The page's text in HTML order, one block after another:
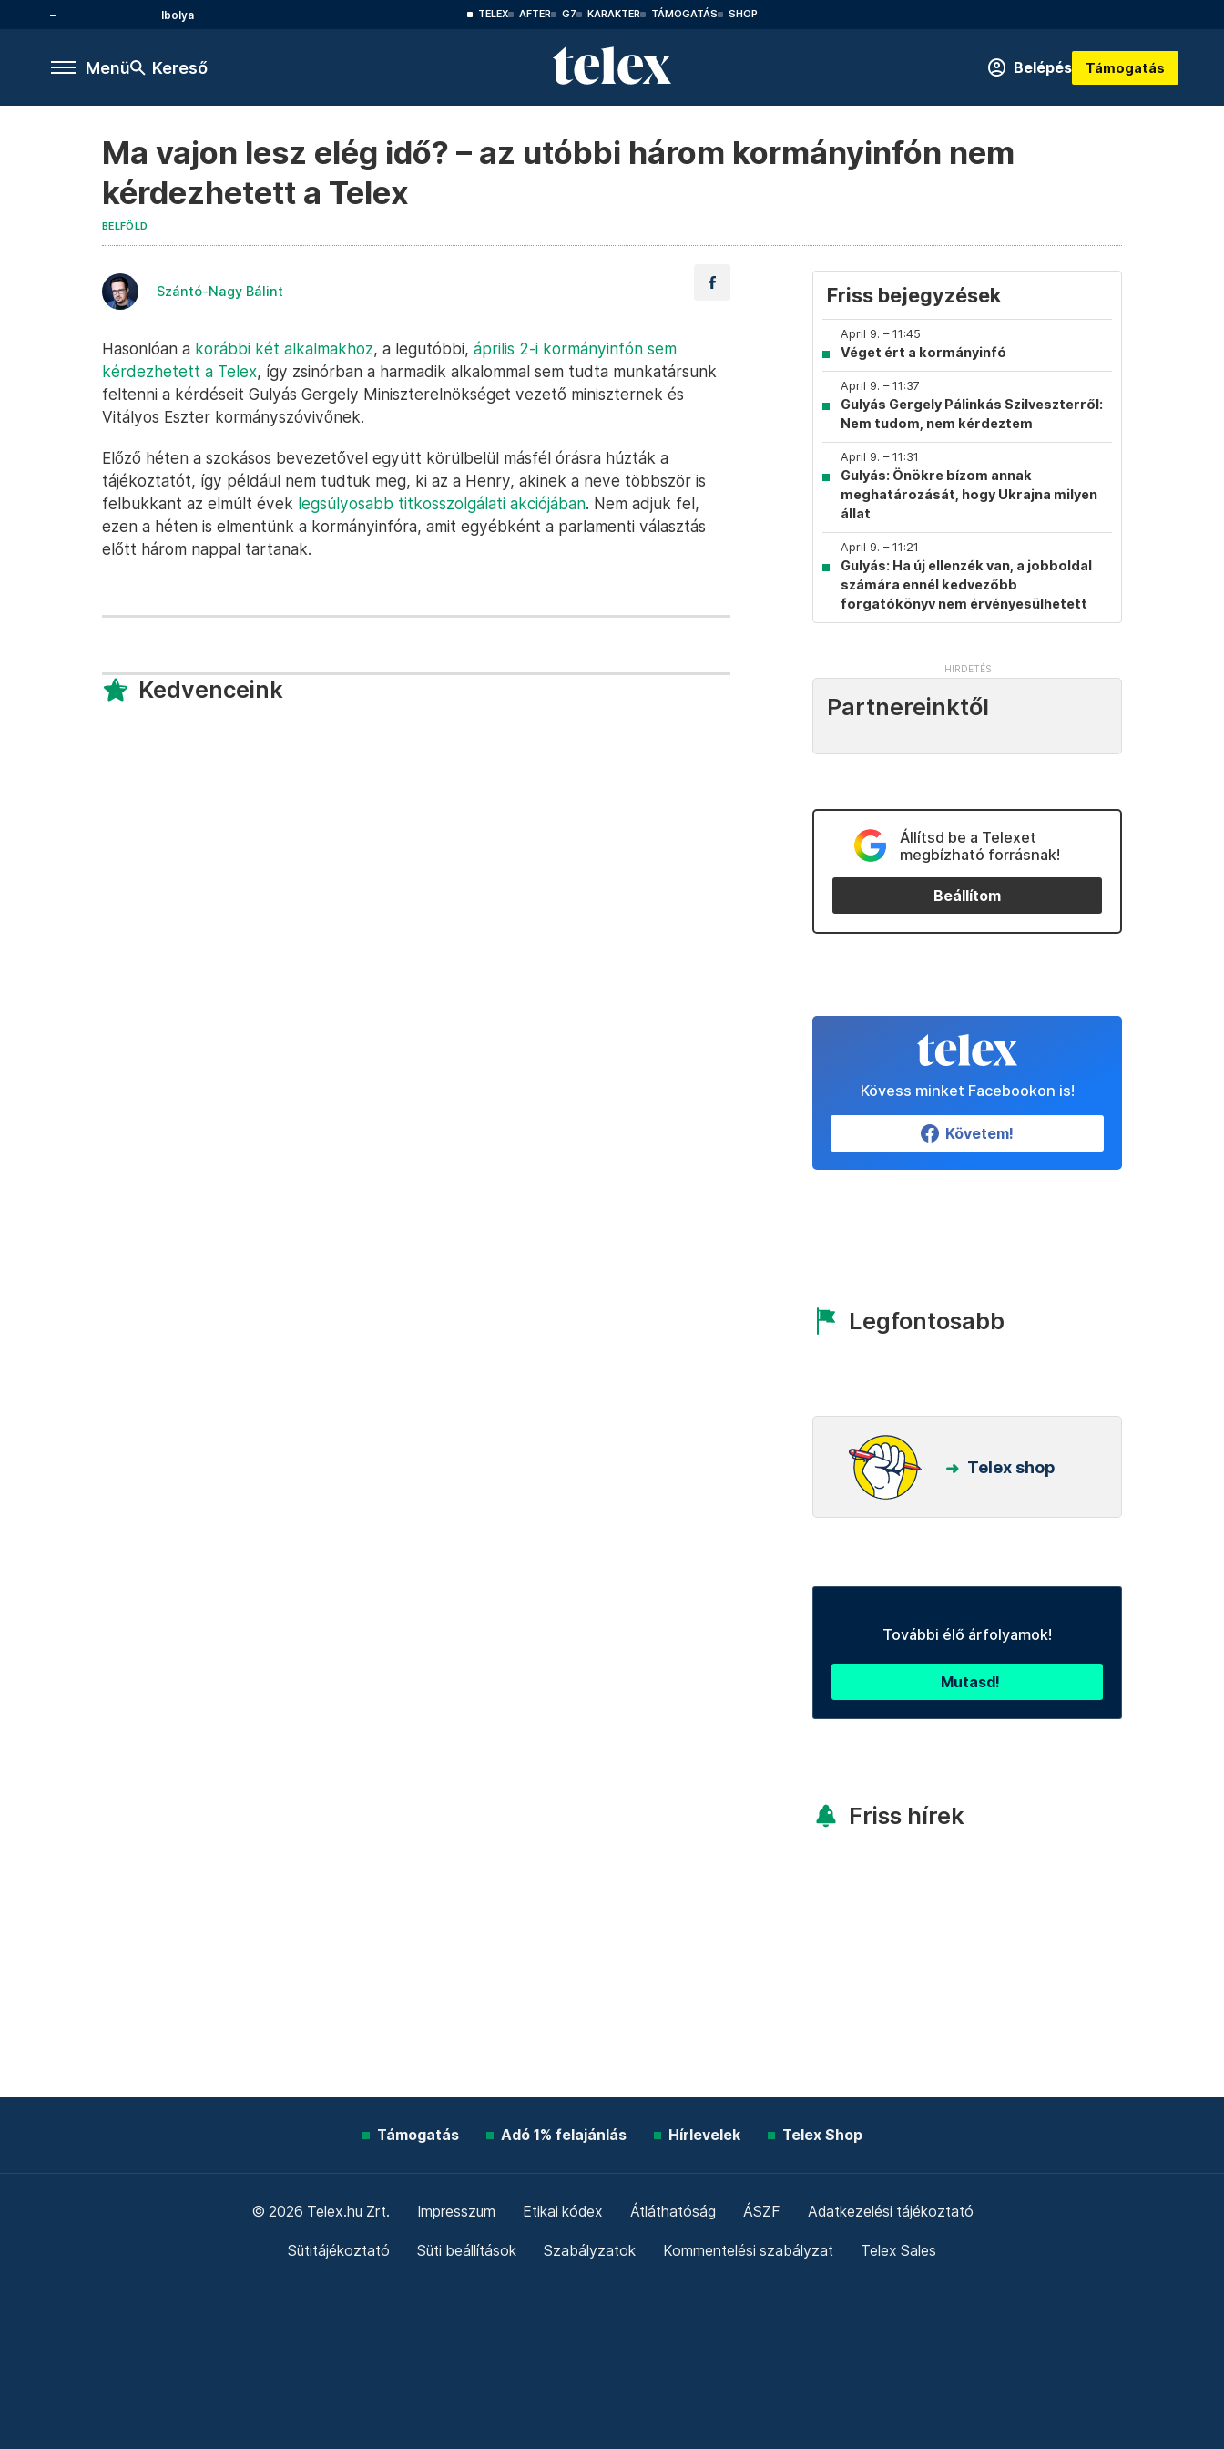
Ibolya TELEX AFTER G7 KARAKTER TÁMOGATÁS SHOP
Menü Kereső Belépés Támogatás
Ma vajon lesz elég idő? – az utóbbi három kormányinfón nem
kérdezhetett a Telex
BELFÖLD
Szántó-Nagy Bálint
Hasonlóan a korábbi két alkalmakhoz, a legutóbbi, április 2-i kormányinfón sem
kérdezhetett a Telex, így zsinórban a harmadik alkalommal sem tudta munkatársunk
feltenni a kérdéseit Gulyás Gergely Miniszterelnökséget vezető miniszternek és
Vitályos Eszter kormányszóvivőnek.
Előző héten a szokásos bevezetővel együtt körülbelül másfél órásra húzták a
tájékoztatót, így például nem tudtuk meg, ki az a Henry, akinek a neve többször is
felbukkant az elmúlt évek legsúlyosabb titkosszolgálati akciójában. Nem adjuk fel,
ezen a héten is elmentünk a kormányinfóra, amit egyébként a parlamenti választás
előtt három nappal tartanak.
Kedvenceink
Friss bejegyzések
April 9. – 11:45
Véget ért a kormányinfó
April 9. – 11:37
Gulyás Gergely Pálinkás Szilveszterről:
Nem tudom, nem kérdeztem
April 9. – 11:31
Gulyás: Önökre bízom annak
meghatározását, hogy Ukrajna milyen
állat
April 9. – 11:21
Gulyás: Ha új ellenzék van, a jobboldal
számára ennél kedvezőbb
forgatókönyv nem érvényesülhetett
Partnereinktől
Állítsd be a Telexet
megbízható forrásnak!
Beállítom
Kövess minket Facebookon is!
Követem!
Legfontosabb
Telex shop
További élő árfolyamok!
Mutasd!
Friss hírek
Támogatás Adó 1% felajánlás Hírlevelek Telex Shop
© 2026 Telex.hu Zrt. Impresszum Etikai kódex Átláthatóság ÁSZF Adatkezelési tájékoztató
Sütitájékoztató Süti beállítások Szabályzatok Kommentelési szabályzat Telex Sales